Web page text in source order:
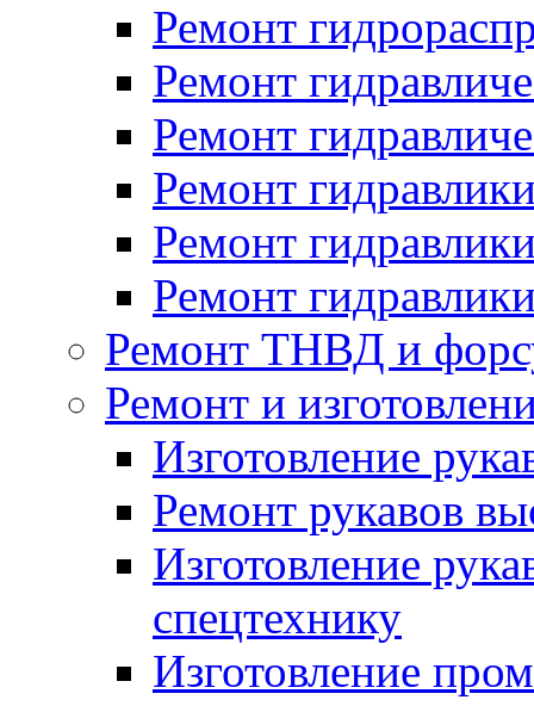
Ремонт
Ремонт
Ремонт
Ремонт
Ремонт
Ремонт
Ремонт ТНВД и
Ремонт и
Изготовление
Ремонт рукавов
Изготовление
спецтехнику
Изготовление